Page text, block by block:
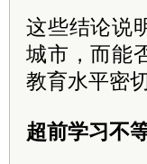
这些结论说
城市，而能
教育水平密
超前学习不